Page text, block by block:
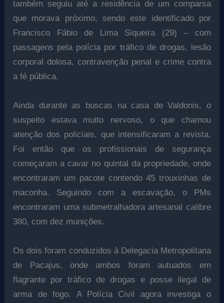
também seguiu até a residência de um comparsa
que morava próximo, sendo este identificado por
Francisco Fábio de Lima Siqueira (29) – com
passagens pela polícia por tráfico de drogas, lesão
corporal dolosa, contravenção penal e crime contra
a fé pública.
Ainda durante as buscas na casa de Valdonis, o
suspeito estava muito nervoso, o que chamou
atenção dos policiais, que intensificaram a revista.
Foi então que os profissionais de segurança
começaram a cavar no quintal da propriedade, onde
encontraram um pacote contendo 45 trouxinhas de
maconha. Seguindo com a escavação, o PMs
encontraram uma submetralhadora artesanal calibre
380, com dez munições.
Os dois foram conduzidos à Delegacia Metropolitana
de Pacajus, onde ambos foram autuados em
flagrante por tráfico de drogas e posse ilegal de
arma de fogo. A Polícia Civil agora investiga o